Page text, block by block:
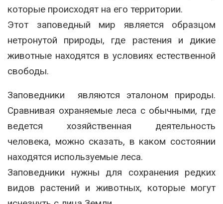
которые происходят на его территории.
Этот заповедный мир является образцом
нетронутой природы, где растения и дикие
животные находятся в условиях естественной
свободы.
Заповедники являются эталоном природы.
Сравнивая охраняемые леса с обычными, где
ведется хозяйственная деятельность
человека, можно сказать, в каком состоянии
находятся используемые леса.
Заповедники нужны для сохранения редких
видов растений и животных, которые могут